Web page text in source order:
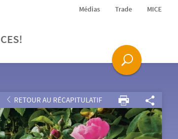
Médias Trade MICE
RETOUR AU RÉCAPITULATIF